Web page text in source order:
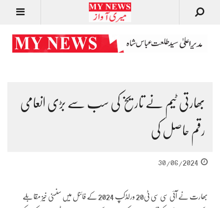
بھارتی ٹیم نے تاریخ کی سب سے بڑی انعامی
رقم حاصل کی
30/06/2024
بھارت نے آئی سی سی ٹی20 ورلڈکپ 2024 کے فائنل میں سنسنی خیز مقابلے